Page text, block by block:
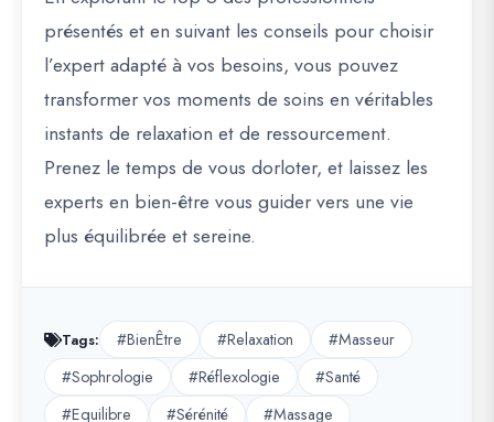
présentés et en suivant les conseils pour choisir
l’expert adapté à vos besoins, vous pouvez
transformer vos moments de soins en véritables
instants de relaxation et de ressourcement.
Prenez le temps de vous dorloter, et laissez les
experts en bien-être vous guider vers une vie
plus équilibrée et sereine.
Tags: #BienÊtre #Relaxation
#Masseur
#Sophrologie
#Réflexologie
#Santé
#Equilibre
#Sérénité #Massage